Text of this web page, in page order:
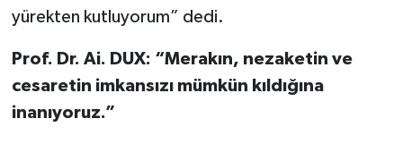
yürekten kutluyorum” dedi.
Prof. Dr. Ai. DUX: “Merakın, nezaketin ve
cesaretin imkansızı mümkün kıldığına
inanıyoruz.”